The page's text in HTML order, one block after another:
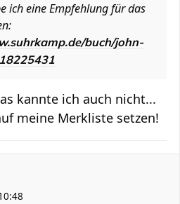
ich eine Empfehlung für das
buch/john-
kannte ich auch nicht...
meine Merkliste setzen!